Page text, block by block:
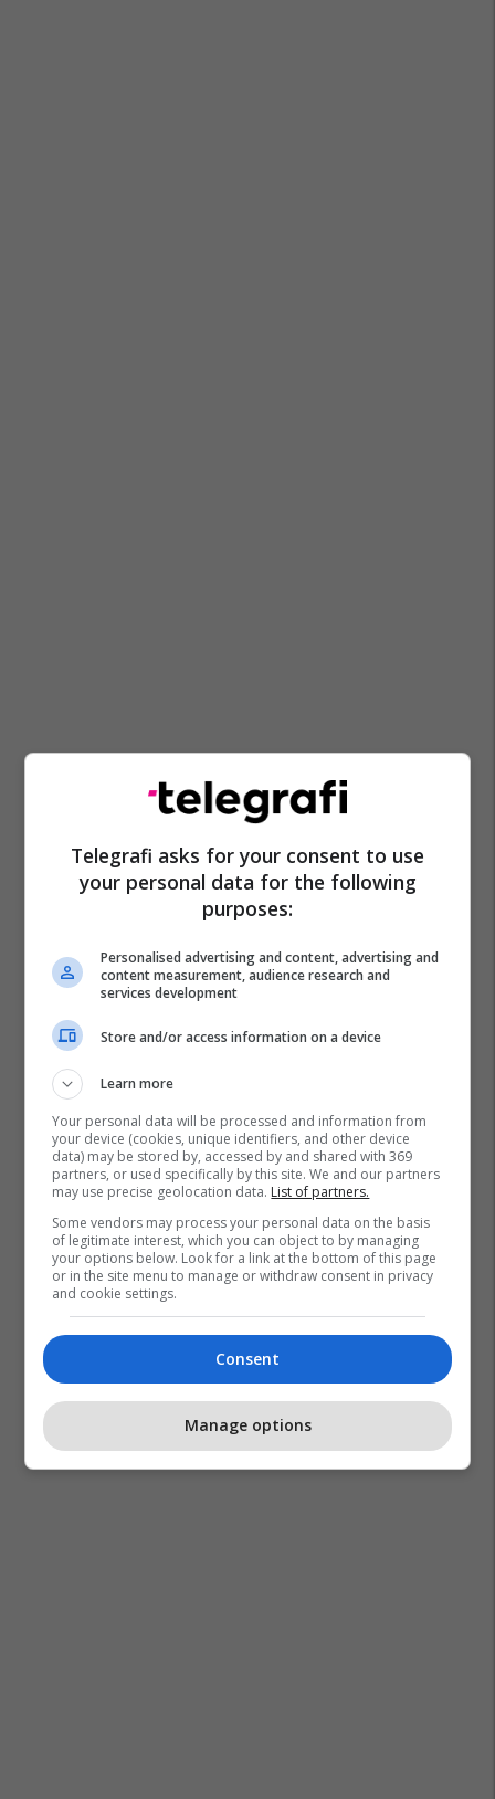
Ministria E Shëndetësisë
Oda E Hotelerisë Dhe Turizmit Të Kosovës
Hysen Sogojeva
Telegrafi asks for your consent to use
your personal data for the following
purposes:
Personalised advertising and content, advertising and
content measurement, audience research and
services development
Store and/or access information on a device
Learn more
Your personal data will be processed and information from
your device (cookies, unique identifiers, and other device
data) may be stored by, accessed by and shared with 369
partners, or used specifically by this site. We and our partners
may use precise geolocation data. List of partners.
Some vendors may process your personal data on the basis
of legitimate interest, which you can object to by managing
your options below. Look for a link at the bottom of this page
or in the site menu to manage or withdraw consent in privacy
and cookie settings.
Consent
Manage options